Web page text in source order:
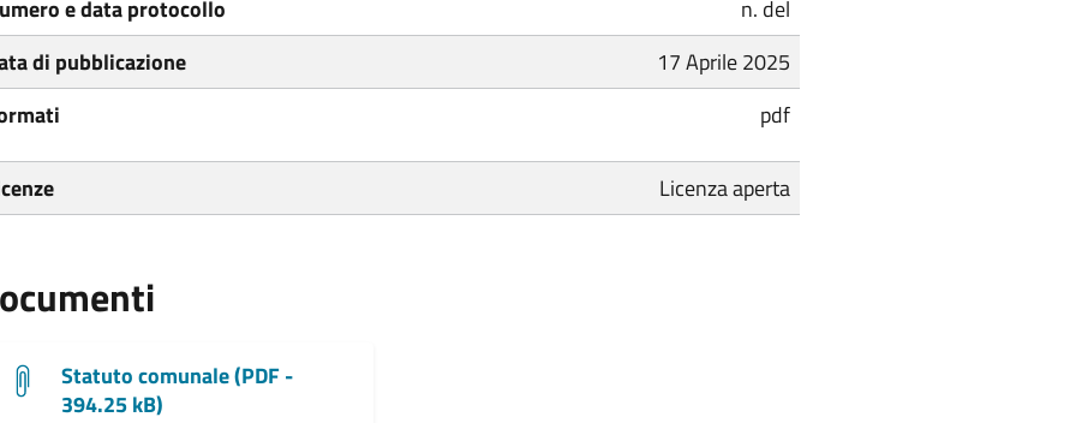
e data protocollo
n. del
di pubblicazione
17 Aprile 2025
pdf
Licenza aperta
Statuto comunale (PDF -
394.25 kB)